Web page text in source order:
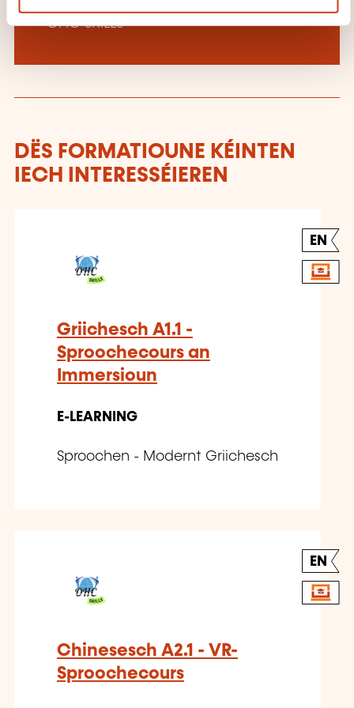
OHC SKILLS
DËS FORMATIOUNE KÉINTEN
IECH INTERESSÉIEREN
EN
Griichesch A1.1 -
Sproochecours an
Immersioun
E-LEARNING
Sproochen - Modernt Griichesch
EN
Chinesesch A2.1 - VR-
Sproochecours